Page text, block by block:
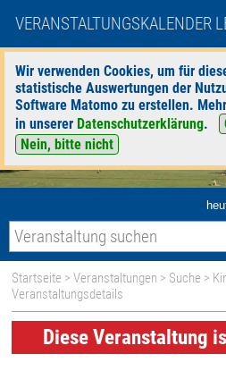
VERANSTALTUNGSKALENDER
Wir verwenden Cookies, um für
statistische Auswertungen der
Software Matomo zu erstellen.
in unserer Datenschutzerklärung.
Nein, bitte nicht
Startseite >Veranstaltungen > Suche >
Veranstaltungsdetails
Diese Veranstaltung